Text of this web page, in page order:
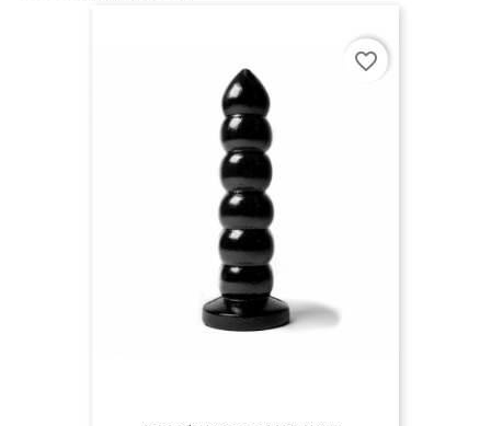
favorite_border